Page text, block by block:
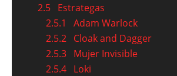
2.5 Estrategas
2.5.1
Adam Warlock
2.5.2 Cloak and Dagger
2.5.3 Mujer Invisible
2.5.4 Loki